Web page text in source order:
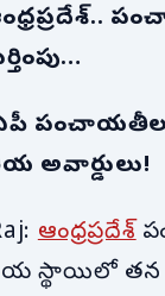
అవార్డులు!
ఆంధ్రప్రదేశ్
స్థాయిలో తన